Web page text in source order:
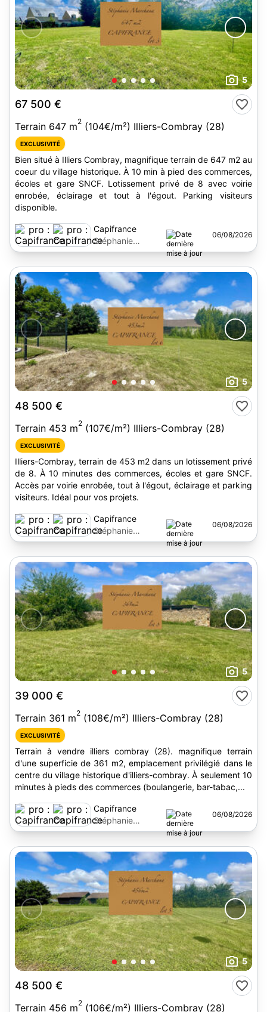
5
67 500 €
Terrain 647 m2 (104€/m²) Illiers-Combray (28)
EXCLUSIVITÉ
Bien situé à Illiers Combray, magnifique terrain de 647 m2 au
coeur du village historique. À 10 min à pied des commerces,
écoles et gare SNCF. Lotissement privé de 8 avec voirie
enrobée, éclairage et tout à l'égout. Parking visiteurs
disponible.
Capifrance
Stéphanie
Marchand
06/08/2026
5
48 500 €
Terrain 453 m2 (107€/m²) Illiers-Combray (28)
EXCLUSIVITÉ
Illiers-Combray, terrain de 453 m2 dans un lotissement privé
de 8. À 10 minutes des commerces, écoles et gare SNCF.
Accès par voirie enrobée, tout à l'égout, éclairage et parking
visiteurs. Idéal pour vos projets.
Capifrance
Stéphanie
Marchand
06/08/2026
5
39 000 €
Terrain 361 m2 (108€/m²) Illiers-Combray (28)
EXCLUSIVITÉ
Terrain à vendre illiers combray (28). magnifique terrain
d'une superficie de 361 m2, emplacement privilégié dans le
centre du village historique d'illiers-combray. À seulement 10
minutes à pieds des commerces (boulangerie, bar-tabac,...
Capifrance
Stéphanie
Marchand
06/08/2026
5
48 500 €
Terrain 456 m2 (106€/m²) Illiers-Combray (28)